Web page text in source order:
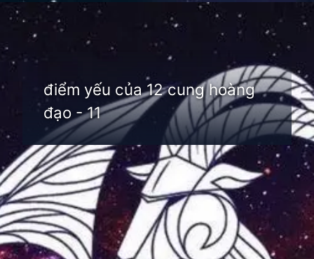
Đang mở https://thienvanhoc.edu.vn/diem-yeu-cua-12-cung-hoang-dao
điểm yếu của 12 cung hoàng
đạo - 11